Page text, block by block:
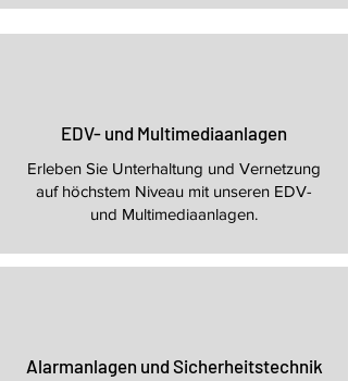
EDV- und Multimediaanlagen
Erleben Sie Unterhaltung und Vernetzung
auf höchstem Niveau mit unseren EDV-
und Multimediaanlagen.
Alarmanlagen und Sicherheitstechnik